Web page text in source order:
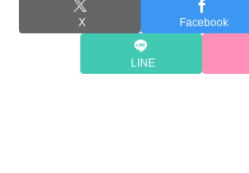
X Facebook
LINE